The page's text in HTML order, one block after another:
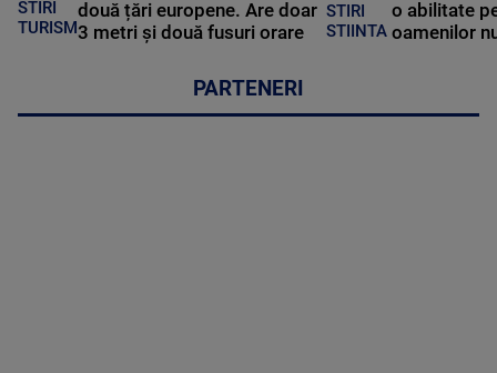
STIRI
TURISM
două țări europene. Are doar
3 metri și două fusuri orare
STIRI
STIINTA
o abilitate
oamenilor
PARTENERI